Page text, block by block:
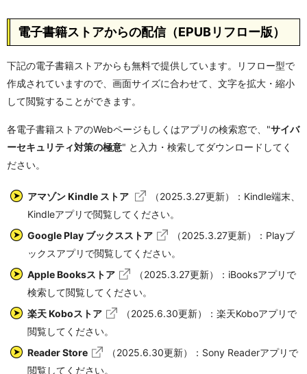
電子書籍ストアからの配信（EPUBリフロー版）
下記の電子書籍ストアからも無料で提供しています。リフロー型で
作成されていますので、画面サイズに合わせて、文字を拡大・縮小
して閲覧することができます。
各電子書籍ストアのWebページもしくはアプリの検索窓で、"サイバ
ーセキュリティ対策の極意" と入力・検索してダウンロードしてく
ださい。
アマゾン Kindle ストア
（2025.3.27更新）：Kindle端末、
Kindleアプリで閲覧してください。
Google Play ブックスストア
（2025.3.27更新）：Playブ
ックスアプリで閲覧してください。
Apple Booksストア
（2025.3.27更新）：iBooksアプリで
検索して閲覧してください。
楽天 Koboストア
（2025.6.30更新）：楽天Koboアプリで
閲覧してください。
Reader Store
（2025.6.30更新）：Sony Readerアプリで
閲覧してください。